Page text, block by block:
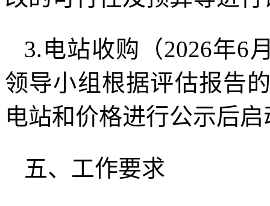
3.电站收购（2026年6
领导小组根据评估报告
电站和价格进行公示后
五、工作要求